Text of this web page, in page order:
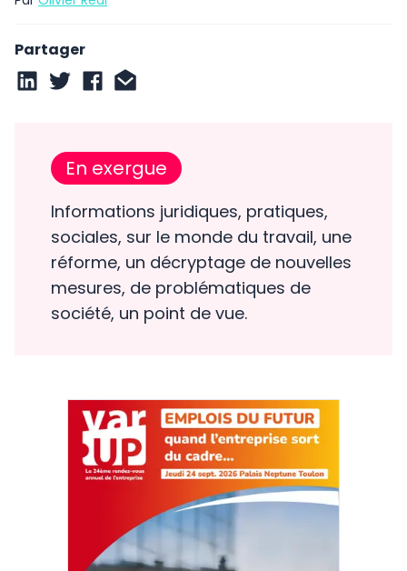
Partager
En exergue
Informations juridiques, pratiques,
sociales, sur le monde du travail, une
réforme, un décryptage de nouvelles
mesures, de problématiques de
société, un point de vue.